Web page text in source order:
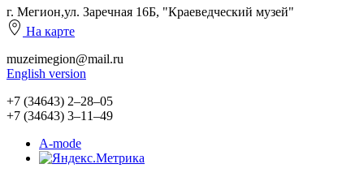
г. Мегион,ул. Заречная 16Б, "Краеведческий музей"
На карте
muzeimegion@mail.ru
English version
+7 (34643) 2‒28‒05
+7 (34643) 3‒11‒49
A-mode